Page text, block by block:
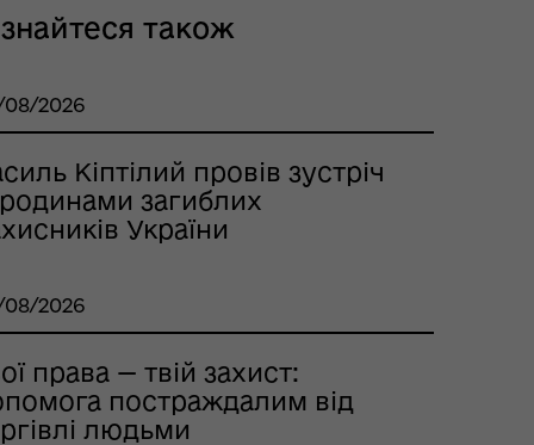
також
2026
Кіптілий провів зустріч
родинами загиблих
України
2026
права — твій захист:
постраждалим від
людьми